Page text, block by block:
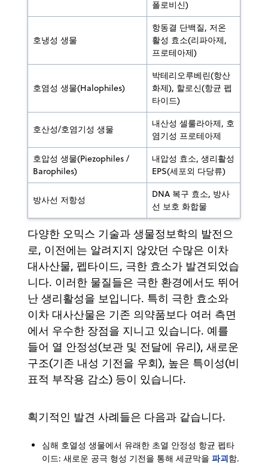
폴로비신)
호냉성 생물
항동결 단백질, 저온
활성 효소(리파아제,
프로테아제)
호염성 생물(Halophiles)
박테리오루베린(항산
화제), 할로신(항균 펩
타이드)
호산성/호염기성 생물
내산성 셀룰라아제, 호
염기성 프로테아제
호압성 생물(Piezophiles /
Barophiles)
내압성 효소, 생리활성
EPS(세포외 다당류)
방사선 저항성
DNA 복구 효소, 방사
선 보호 화합물
다양한 오믹스 기술과 생물정보학의 발전으
로, 이전에는 알려지지 않았던 수많은 이차
대사산물, 펩타이드, 극한 효소가 발견되었습
니다. 이러한 물질들은 극한 환경에서도 뛰어
난 생리활성을 보입니다. 특히 극한 효소와
이차 대사산물은 기존 의약품보다 여러 측면
에서 우수한 장점을 지니고 있습니다. 예를
들어 열 안정성(보관 및 전달에 유리), 새로운
구조(기존 내성 기전을 우회), 높은 특이성(비
표적 부작용 감소) 등이 있습니다.
획기적인 발견 사례들은 다음과 같습니다.
심해 호열성 생물에서 유래한 초열 안정성 항균 펩타
이드: 새로운 공극 형성 기전을 통해 세균막을 파괴함.